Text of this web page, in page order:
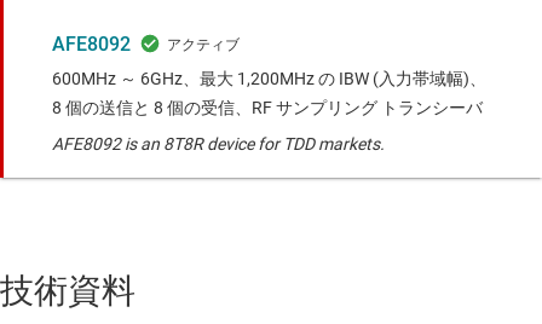
AFE8092
600MHz ～ 6GHz、最大 1,200MHz の IBW (入力帯域幅)、
8 個の送信と 8 個の受信、RF サンプリング トランシーバ
AFE8092 is an 8T8R device for TDD markets.
技術資料